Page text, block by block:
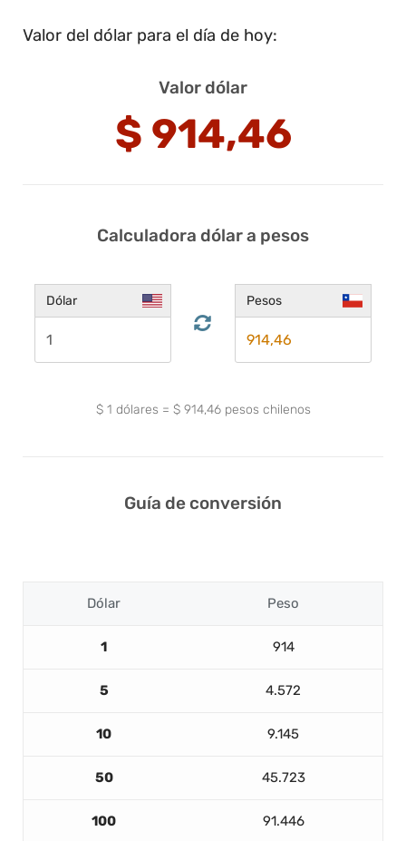
Valor del dólar para el día de hoy:
Valor dólar
$ 914,46
Calculadora dólar a pesos
Dólar Pesos
$ 1 dólares = $ 914,46pesos chilenos
Guía de conversión
Dólar Peso
1 914
5 4.572
10 9.145
50 45.723
100 91.446